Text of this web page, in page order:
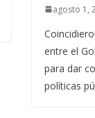
agosto 1,
entre el
para dar
políticas